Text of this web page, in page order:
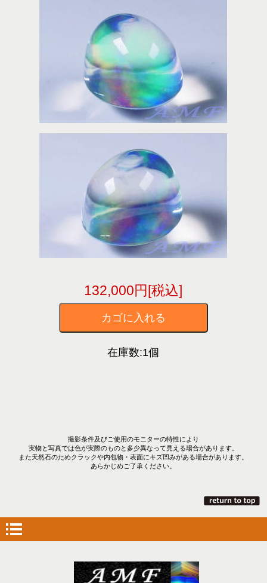
132,000円[税込]
在庫数:1個
撮影条件及びご使用のモニターの特性により
実物と写真では色が実際のものと多少異なって見える場合があります。
また天然石のためクラックや内包物・表面にキズ凹みがある場合があります。
あらかじめご了承ください。